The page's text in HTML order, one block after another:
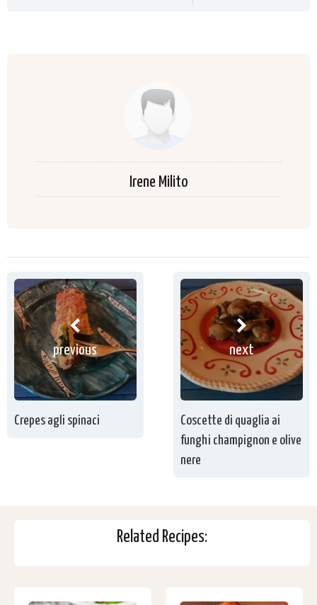
Irene Milito
previous
Crepes agli spinaci
next
Coscette di quaglia ai
funghi champignon e olive
nere
Related Recipes: